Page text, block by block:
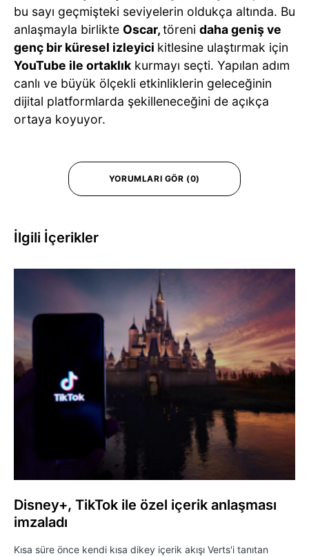
bu sayı geçmişteki seviyelerin oldukça altında. Bu
anlaşmayla birlikte Oscar,töreni daha geniş ve
genç bir küresel izleyici kitlesine ulaştırmak için
YouTube ile ortaklık kurmayı seçti. Yapılan adım
canlı ve büyük ölçekli etkinliklerin geleceğinin
dijital platformlarda şekilleneceğini de açıkça
ortaya koyuyor.
YORUMLARI GÖR (0)
İlgili İçerikler
Disney+, TikTok ile özel içerik anlaşması
imzaladı
Kısa süre önce kendi kısa dikey içerik akışı Verts'i tanıtan